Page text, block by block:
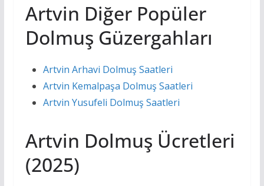
Artvin Diğer Popüler
Dolmuş Güzergahları
Artvin Arhavi Dolmuş Saatleri
Artvin Kemalpaşa Dolmuş Saatleri
Artvin Yusufeli Dolmuş Saatleri
Artvin Dolmuş Ücretleri
(2025)